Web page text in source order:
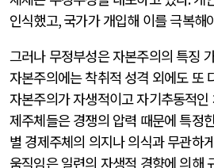
인식했고,국가가 개입해 이를 극복해
그러나 무정부성은 자본주의의 특징
자본주의에는 착취적 성격 외에도 또
자본주의가 자생적이고 자기추동적
제주체들은 경쟁의 압력 때문에 특정
별 경제주체의 의지나 의식과 무관하
움직임은 일련의 자생적 경향에 의해